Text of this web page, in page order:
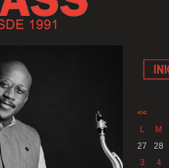
<<
L
M
27
28
3
4